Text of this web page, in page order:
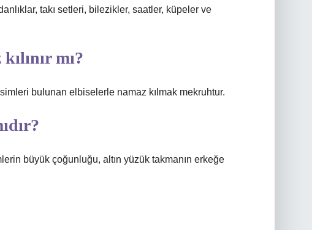
takı setleri, bilezikler, saatler, küpeler ve
mı?
bulunan elbiselerle namaz kılmak mekruhtur.
büyük çoğunluğu, altın yüzük takmanın erkeğe